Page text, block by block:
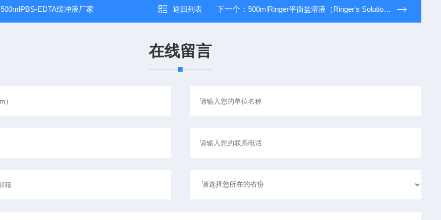
500mlPBS-EDTA缓冲液厂家 返回列表 下一个： 500mlRinger平衡盐溶液（Ringer's Solution）,缓冲液
在线留言